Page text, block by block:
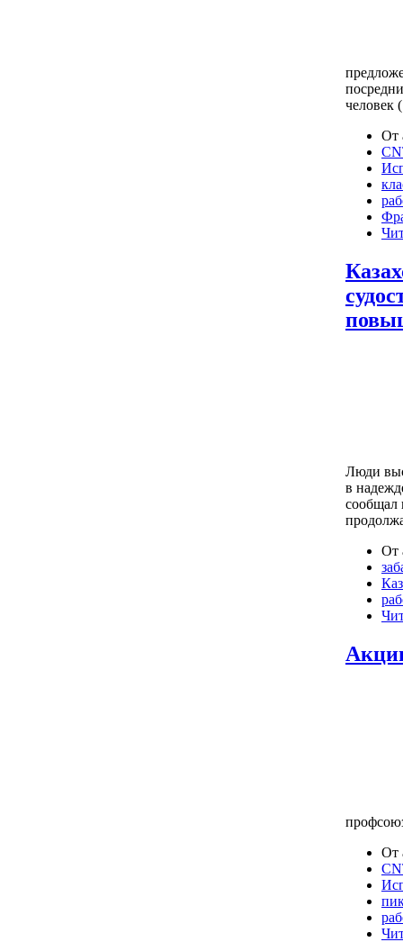
человек
От
Люди
в
сообщал
От
От